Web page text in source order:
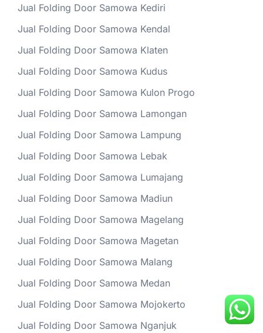
Jual Folding Door Samowa Kediri
Jual Folding Door Samowa Kendal
Jual Folding Door Samowa Klaten
Jual Folding Door Samowa Kudus
Jual Folding Door Samowa Kulon Progo
Jual Folding Door Samowa Lamongan
Jual Folding Door Samowa Lampung
Jual Folding Door Samowa Lebak
Jual Folding Door Samowa Lumajang
Jual Folding Door Samowa Madiun
Jual Folding Door Samowa Magelang
Jual Folding Door Samowa Magetan
Jual Folding Door Samowa Malang
Jual Folding Door Samowa Medan
Jual Folding Door Samowa Mojokerto
Jual Folding Door Samowa Nganjuk